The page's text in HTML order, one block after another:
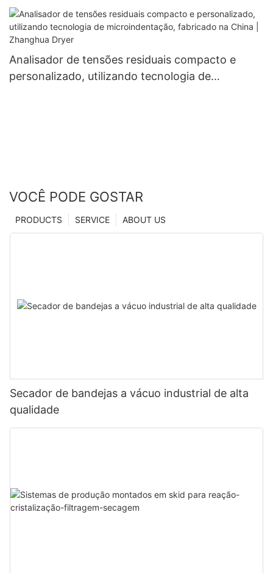
pressão
Analisador de tensões residuais compacto e
personalizado, utilizando tecnologia de
VOCÊ PODE GOSTAR
ABOUT US
SERVICE
PRODUCTS
Secador de bandejas a vácuo industrial de alta
qualidade